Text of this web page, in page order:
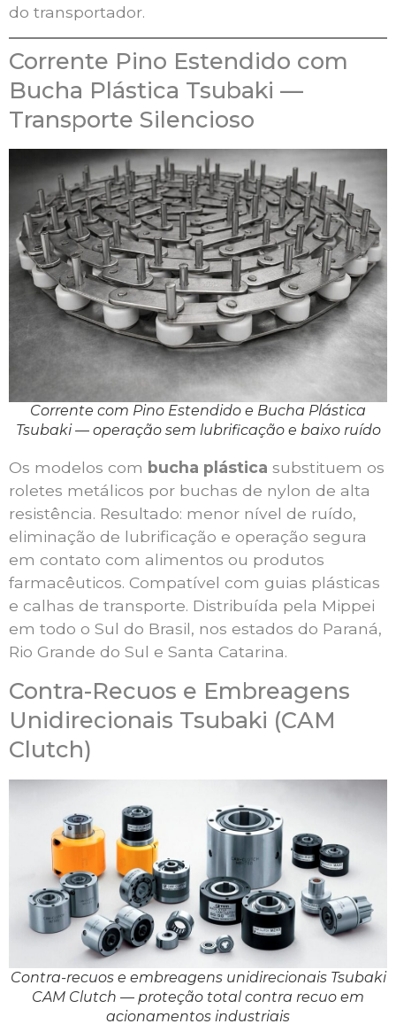
do transportador.
Corrente Pino Estendido com
Bucha Plástica Tsubaki —
Transporte Silencioso
Corrente com Pino Estendido e Bucha Plástica
Tsubaki — operação sem lubrificação e baixo ruído
Os modelos com bucha plástica substituem os
roletes metálicos por buchas de nylon de alta
resistência. Resultado: menor nível de ruído,
eliminação de lubrificação e operação segura
em contato com alimentos ou produtos
farmacêuticos. Compatível com guias plásticas
e calhas de transporte. Distribuída pela Mippei
em todo o Sul do Brasil, nos estados do Paraná,
Rio Grande do Sul e Santa Catarina.
Contra-Recuos e Embreagens
Unidirecionais Tsubaki (CAM
Clutch)
Contra-recuos e embreagens unidirecionais Tsubaki
CAM Clutch — proteção total contra recuo em
acionamentos industriais